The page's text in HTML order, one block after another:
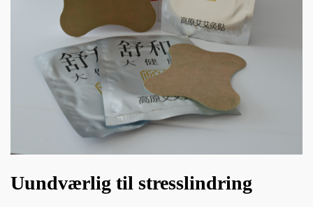
Uundværlig til stresslindring